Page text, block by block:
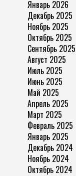
Январь 2026
Декабрь 2025
Ноябрь 2025
Октябрь 2025
Сентябрь 2025
Август 2025
Июль 2025
Июнь 2025
Май 2025
Апрель 2025
Март 2025
Февраль 2025
Январь 2025
Декабрь 2024
Ноябрь 2024
Октябрь 2024